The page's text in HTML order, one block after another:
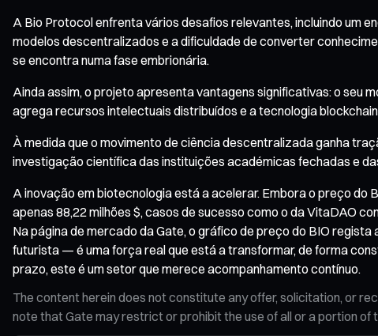
A Bio Protocol enfrenta vários desafios relevantes, incluindo um
modelos descentralizados e a dificuldade de converter
se encontra numa fase embrionária.
Ainda assim, o projeto apresenta vantagens significativas: o seu
agrega recursos intelectuais distribuídos e a tecnologia
À medida que o movimento de ciência descentralizada ganha
investigação científica das instituições académicas fechadas e
A inovação em biotecnologia está a acelerar. Embora o preço
apenas 88,22 milhões $, casos de sucesso como o da VitaDAO
Na página de mercado da Gate, o gráfico de preço do BIO
futurista — é uma força real que está a transformar, de forma
prazo, este é um setor que merece acompanhamento contínuo.
The content herein does not constitute any offer, solicitation, or
note that Gate may restrict or prohibit the use of all or a portion